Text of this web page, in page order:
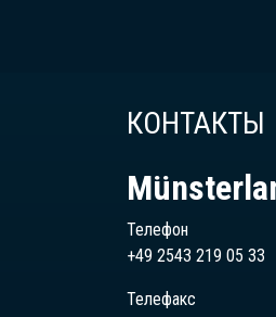
КОНТАКТЫ
Телефон
+49 2543 219 05 33
Телефакс